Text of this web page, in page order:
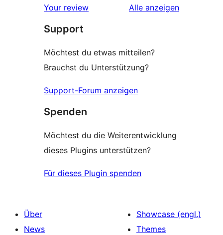
Your review Alle Rezensionen
anzeigen
Support
Möchtest du etwas mitteilen?
Brauchst du Unterstützung?
Support-Forum anzeigen
Spenden
Möchtest du die Weiterentwicklung
dieses Plugins unterstützen?
Für dieses Plugin spenden
Über
News
Showcase (engl.)
Themes